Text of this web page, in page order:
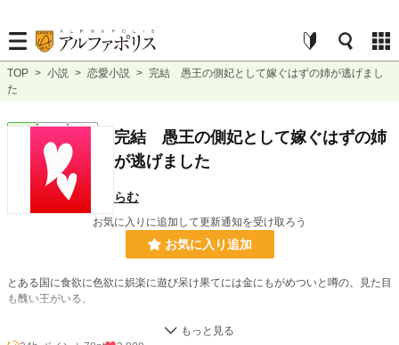
TOP > 小説 > 恋愛小説 > 完結 愚王の側妃として嫁ぐはずの姉が逃げまし
た
恋愛 完結 短編
完結 愚王の側妃として嫁ぐはずの姉
が逃げました
らむ
お気に入りに追加して更新通知を受け取ろう
お気に入り追加
とある国に食欲に色欲に娯楽に遊び呆け果てには金にもがめついと噂の、見た目
も醜い王がいる。
そんな愚王の側妃として嫁ぐのは姉のはずだったのに、失踪したために代わりに